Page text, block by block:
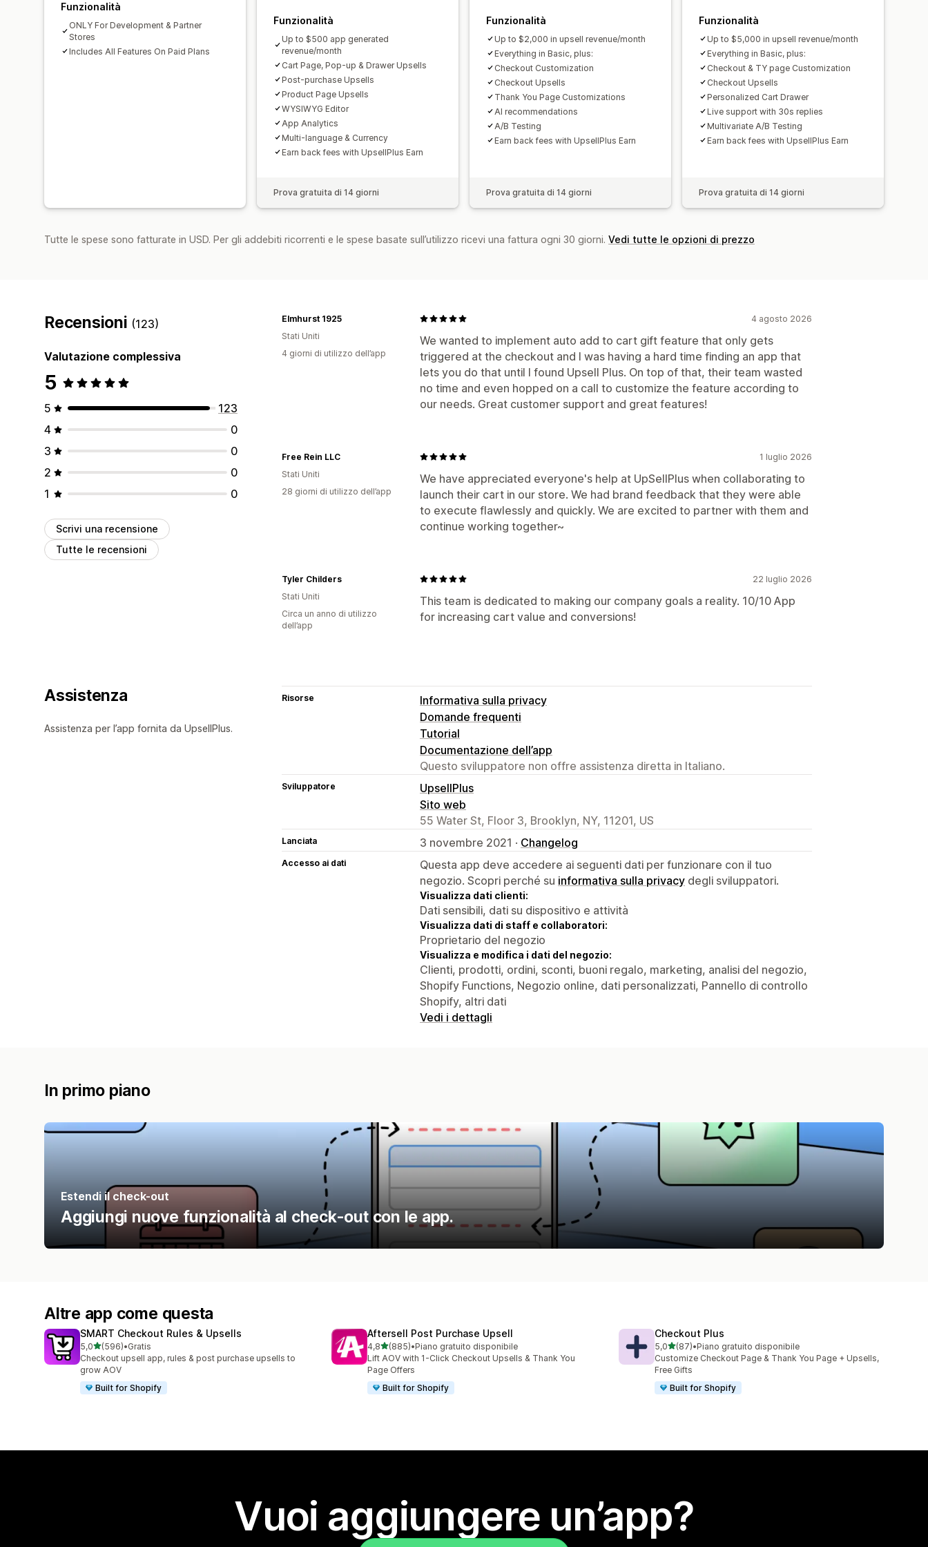
Elaborazione prioritaria
Percentuali di clic Tassi di conversione
Performance delle raccomandazioni Suggerimenti di ottimizzazione
Prestazioni del funnel
Funzionalità
ONLY For Development & Partner
Stores
Includes All Features On Paid Plans
Funzionalità
Up to $500 app generated
revenue/month
Cart Page, Pop-up & Drawer Upsells
Post-purchase Upsells
Product Page Upsells
WYSIWYG Editor
App Analytics
Multi-language & Currency
Earn back fees with UpsellPlus Earn
Prova gratuita di 14 giorni
Funzionalità
Up to $2,000 in upsell revenue/month
Everything in Basic, plus:
Checkout Customization
Checkout Upsells
Thank You Page Customizations
AI recommendations
A/B Testing
Earn back fees with UpsellPlus Earn
Prova gratuita di 14 giorni
Funzionalità
Up to $5,000 in upsell revenue/month
Everything in Basic, plus:
Checkout & TY page Customization
Checkout Upsells
Personalized Cart Drawer
Live support with 30s replies
Multivariate A/B Testing
Earn back fees with UpsellPlus Earn
Prova gratuita di 14 giorni
Tutte le spese sono fatturate in USD. Per gli addebiti ricorrenti e le spese basate sull’utilizzo ricevi una fattura ogni 30 giorni. Vedi tutte le opzioni di prezzo
Recensioni (123)
Valutazione complessiva
5
5
123
4
0
3
0
2
0
1
0
Scrivi una recensione
Tutte le recensioni
4 agosto 2026
We wanted to implement auto add to cart gift feature that only gets
triggered at the checkout and I was having a hard time finding an app that
lets you do that until I found Upsell Plus. On top of that, their team wasted
no time and even hopped on a call to customize the feature according to
our needs. Great customer support and great features!
Elmhurst 1925
Stati Uniti
4 giorni di utilizzo dell’app
1 luglio 2026
We have appreciated everyone's help at UpSellPlus when collaborating to
launch their cart in our store. We had brand feedback that they were able
to execute flawlessly and quickly. We are excited to partner with them and
continue working together~
Free Rein LLC
Stati Uniti
28 giorni di utilizzo dell’app
22 luglio 2026
This team is dedicated to making our company goals a reality. 10/10 App
for increasing cart value and conversions!
Tyler Childers
Stati Uniti
Circa un anno di utilizzo
dell’app
Assistenza
Assistenza per l’app fornita da UpsellPlus.
Risorse
Informativa sulla privacy
Domande frequenti
Tutorial
Documentazione dell’app
Questo sviluppatore non offre assistenza diretta in Italiano.
Sviluppatore
UpsellPlus
Sito web
55 Water St, Floor 3, Brooklyn, NY, 11201, US
Lanciata 3 novembre 2021 · Changelog
Accesso ai dati
Questa app deve accedere ai seguenti dati per funzionare con il tuo
negozio. Scopri perché su informativa sulla privacy degli sviluppatori.
Visualizza dati clienti:
Dati sensibili, dati su dispositivo e attività
Visualizza dati di staff e collaboratori:
Proprietario del negozio
Visualizza e modifica i dati del negozio:
Clienti, prodotti, ordini, sconti, buoni regalo, marketing, analisi del negozio,
Shopify Functions, Negozio online, dati personalizzati, Pannello di controllo
Shopify, altri dati
Vedi i dettagli
In primo piano
Estendi il check-out
Aggiungi nuove funzionalità al check-out con le app.
Altre app come questa
SMART Checkout Rules & Upsells
5,0stelle su 5
(596)
596 recensioni totali
•Gratis
Checkout upsell app, rules & post purchase upsells to
grow AOV
Built for Shopify
Aftersell Post Purchase Upsell
4,8stelle su 5
(885)
885 recensioni totali
•Piano gratuito disponibile
Lift AOV with 1-Click Checkout Upsells & Thank You
Page Offers
Built for Shopify
Checkout Plus
5,0stelle su 5
(87)
87 recensioni totali
•Piano gratuito disponibile
Customize Checkout Page & Thank You Page + Upsells,
Free Gifts
Built for Shopify
Vuoi aggiungere un’app?